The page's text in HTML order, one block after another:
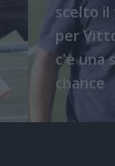
scelto il
per
c'è una
chance